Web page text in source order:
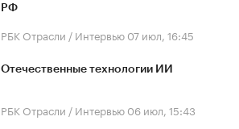
РФ
РБК Отрасли / Интервью 07 июл, 16:45
Отечественные технологии ИИ
РБК Отрасли / Интервью 06 июл, 15:43